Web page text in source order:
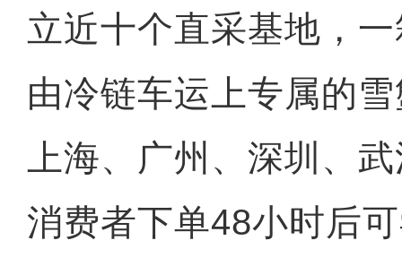
立近十个直采基地，
由冷链车运上专属的
上海、广州、深圳、
消费者下单48小时后